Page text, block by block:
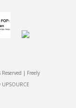
| Freely
UPSOURCE